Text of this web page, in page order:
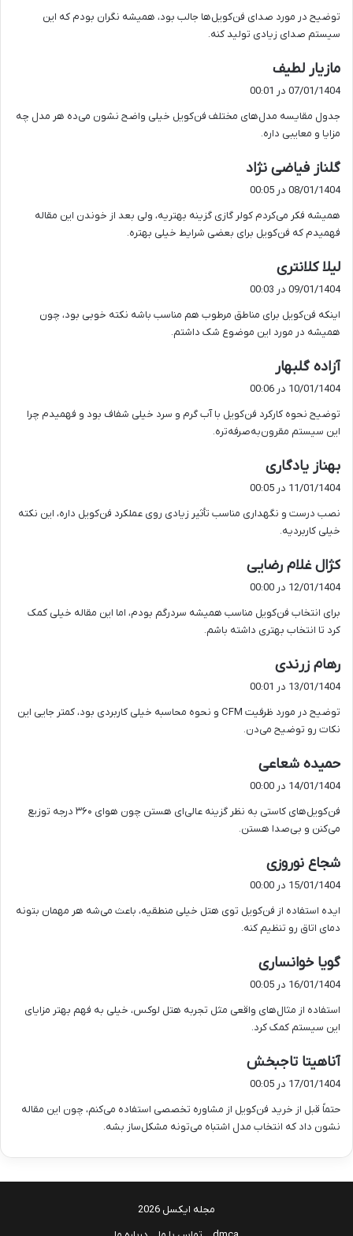
:
توضیح در مورد صدای فن‌کویل‌ها جالب بود، همیشه نگران بودم که این
سیستم صدای زیادی تولید کنه.
مازیار لطیف
ف
:
07/01/1404 در 00:01
جدول مقایسه مدل‌های مختلف فن‌کویل خیلی واضح نشون می‌ده هر مدل چه
مزایا و معایبی داره.
گلناز فیاضی نژاد
:
08/01/1404 در 00:05
همیشه فکر می‌کردم کولر گازی گزینه بهتریه، ولی بعد از خوندن این مقاله
فهمیدم که فن‌کویل برای بعضی شرایط خیلی بهتره.
لیلا کلانتری
ف
:
09/01/1404 در 00:03
اینکه فن‌کویل برای مناطق مرطوب هم مناسب باشه نکته خوبی بود، چون
همیشه در مورد این موضوع شک داشتم.
آزاده گلبهار
ف
:
10/01/1404 در 00:06
توضیح نحوه کارکرد فن‌کویل با آب گرم و سرد خیلی شفاف بود و فهمیدم چرا
این سیستم مقرون‌به‌صرفه‌تره.
بهناز یادگاری
ف
:
11/01/1404 در 00:05
نصب درست و نگهداری مناسب تأثیر زیادی روی عملکرد فن‌کویل داره، این نکته
خیلی کاربردیه.
کژال غلام رضایی
:
12/01/1404 در 00:00
برای انتخاب فن‌کویل مناسب همیشه سردرگم بودم، اما این مقاله خیلی کمک
کرد تا انتخاب بهتری داشته باشم.
رهام زرندی
ف
13/01/1404 در 00:01
توضیح در مورد ظرفیت CFM و نحوه محاسبه خیلی کاربردی بود، کمتر جایی این
نکات رو توضیح می‌دن.
حمیده شعاعی
ف
:
14/01/1404 در 00:00
فن‌کویل‌های کاستی به نظر گزینه عالی‌ای هستن چون هوای ۳۶۰ درجه توزیع
می‌کنن و بی‌صدا هستن.
شجاع نوروزی
ف
:
15/01/1404 در 00:00
ایده استفاده از فن‌کویل توی هتل خیلی منطقیه، باعث می‌شه هر مهمان بتونه
دمای اتاق رو تنظیم کنه.
گویا خوانساری
ف
16/01/1404 در 00:05
استفاده از مثال‌های واقعی مثل تجربه هتل لوکس، خیلی به فهم بهتر مزایای
این سیستم کمک کرد.
آناهیتا تاجبخش
:
17/01/1404 در 00:05
حتماً قبل از خرید فن‌کویل از مشاوره تخصصی استفاده می‌کنم، چون این مقاله
نشون داد که انتخاب مدل اشتباه می‌تونه مشکل‌ساز بشه.
مجله ایکسل 2026